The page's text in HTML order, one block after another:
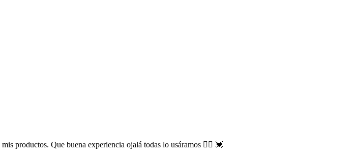
productos. Que buena experiencia ojalá todas lo usáramos 👯‍♀️ 💓